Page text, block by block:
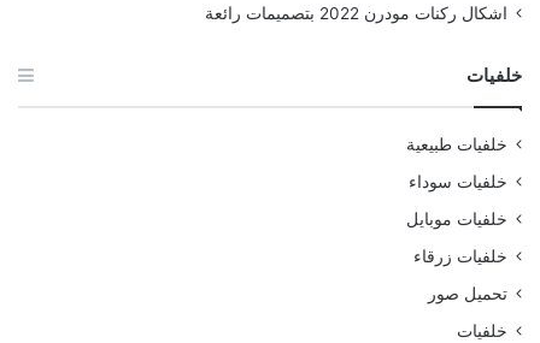
اشكال ركنات مودرن 2022 بتصميمات رائعة
خلفيات
خلفيات طبيعية
خلفيات سوداء
خلفيات موبايل
خلفيات زرقاء
تحميل صور
خلفيات